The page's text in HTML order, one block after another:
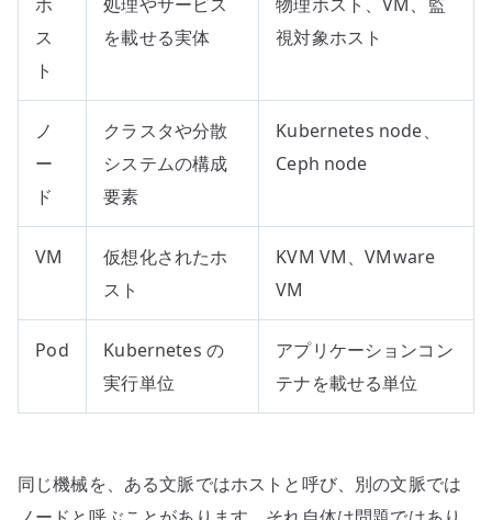
ス
ト
を載せる実体
視対象ホスト
ノ
ー
ド
クラスタや分散
システムの構成
要素
Kubernetes node、
Ceph node
VM
仮想化されたホ
スト
KVM VM、VMware
VM
Pod
Kubernetes の
実行単位
アプリケーションコン
テナを載せる単位
同じ機械を、ある文脈ではホストと呼び、別の文脈では